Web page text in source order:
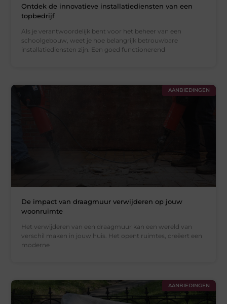
Ontdek de innovatieve installatiediensten van een
topbedrijf
Als je verantwoordelijk bent voor het beheer van een
schoolgebouw, weet je hoe belangrijk betrouwbare
installatiediensten zijn. Een goed functionerend
AANBIEDINGEN
De impact van draagmuur verwijderen op jouw
woonruimte
Het verwijderen van een draagmuur kan een wereld van
verschil maken in jouw huis. Het opent ruimtes, creëert een
moderne
AANBIEDINGEN